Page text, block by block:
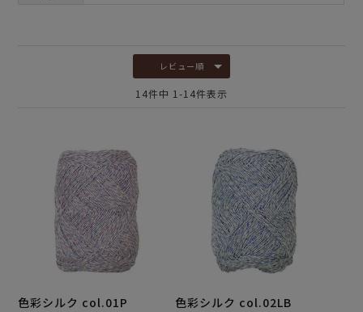
レビュー順
14件中 1 -14件表示
色彩シルク col.01P 色彩シルク col.02LB